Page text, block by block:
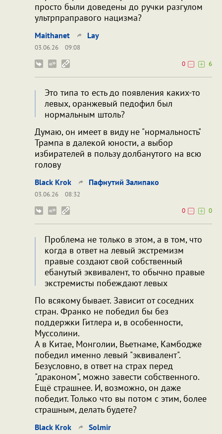
просто были доведены до ручки разгулом
ультрпраправого нацизма?
Maithanet Lay
03.06.26
09:08
0
6
Это типа то есть до появления каких-то
левых, оранжевый педофил был
нормальным штоль?
Думаю, он имеет в виду не "нормальность"
Трампа в далекой юности, а выбор
избирателей в пользу долбанутого на всю
голову
Black Krok Пафнутий Залипако
03.06.26
08:32
0
0
Проблема не только в этом, а в том, что
когда в ответ на левый экстремизм
правые создают свой собственный
ебанутый эквивалент, то обычно правые
экстремисты побеждают левых
По всякому бывает. Зависит от соседних
стран. Франко не победил бы без
поддержки Гитлера и, в особенности,
Муссолини.
А в Китае, Монголии, Вьетнаме, Камбодже
победил именно левый "эквивалент".
Безусловно, в ответ на страх перед
"драконом", можно завести собственного.
Ещё страшнее. И, возможно, он даже
победит. Только что вы потом с этим, более
страшным, делать будете?
Black Krok Solmir